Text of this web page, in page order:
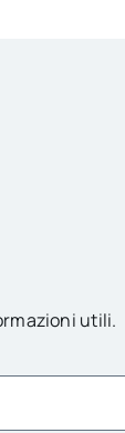
utili.